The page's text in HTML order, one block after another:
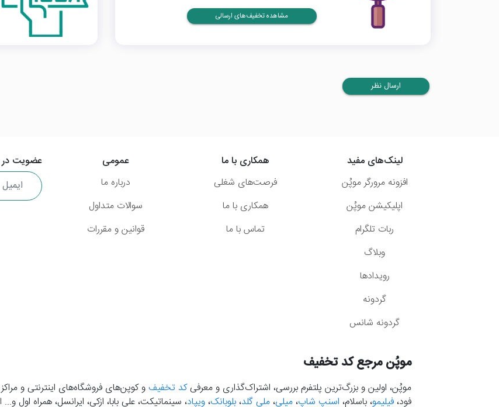
مشاهده تخفیف‌های ارسالی
ارسال نظر
عضویت در
لینک‌های مفید
افزونه مرورگر موپُن
اپلیکیشن موپُن
ربات تلگرام
وبلاگ
رویدادها
گردونه
گردونه شانس
همکاری با ما
فرصت‌های شغلی
همکاری با ما
تماس با ما
عمومی
درباره ما
سوالات متداول
قوانین و مقررات
موپُن مرجع کد تخفیف
موپُن، اولین و بزرگ‌ترین پلتفرم بررسی، اشتراک‌گذاری و معرفیکد تخفیفو کوپن‌های فروشگاه‌های اینترنتی و
فود، فیلیمو، باسلام، اسنپ شاپ، میلی، ملی گلد، بلوبانک، ویپاد، سینماتیکت، علی بابا، ازکی، ایرانسل، همراه